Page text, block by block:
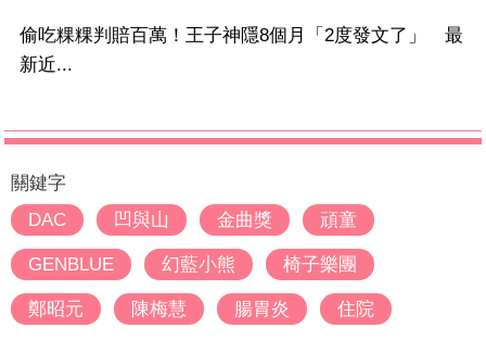
偷吃粿粿判賠百萬！王子神隱8個月「2度發文了」 最
新近...
關鍵字
DAC
凹與山 金曲獎 頑童
GENBLUE 幻藍小熊 椅子樂團
鄭昭元 陳梅慧 腸胃炎 住院